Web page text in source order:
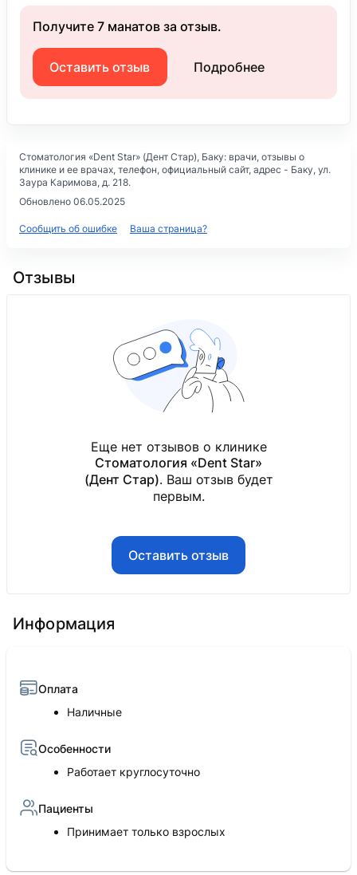
Получите 7 манатов за отзыв.
Оставить отзыв Подробнее
Стоматология «Dent Star» (Дент Стар), Баку: врачи, отзывы о
клинике и ее врачах, телефон, официальный сайт, адрес - Баку, ул.
Заура Каримова, д. 218.
Обновлено 06.05.2025
Сообщить об ошибке Ваша страница?
Отзывы
Еще нет отзывов о клинике
Стоматология «Dent Star»
(Дент Стар). Ваш отзыв будет
первым.
Оставить отзыв
Информация
Оплата
Наличные
Особенности
Работает круглосуточно
Пациенты
Принимает только взрослых